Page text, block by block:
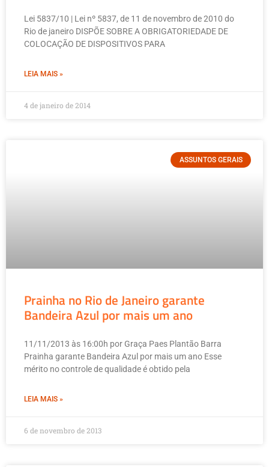
Lei 5837/10 | Lei nº 5837, de 11 de novembro de 2010 do
Rio de janeiro DISPÕE SOBRE A OBRIGATORIEDADE DE
COLOCAÇÃO DE DISPOSITIVOS PARA
LEIA MAIS »
4 de janeiro de 2014
ASSUNTOS GERAIS
Prainha no Rio de Janeiro garante
Bandeira Azul por mais um ano
11/11/2013 às 16:00h por Graça Paes Plantão Barra
Prainha garante Bandeira Azul por mais um ano Esse
mérito no controle de qualidade é obtido pela
LEIA MAIS »
6 de novembro de 2013